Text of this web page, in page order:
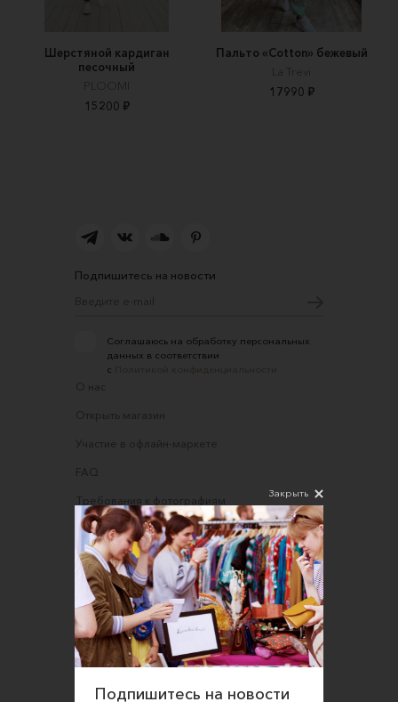
Шерстяной кардиган
песочный
PLOOMI
15200 ₽
Пальто «Cotton» бежевый
La Trevi
17990 ₽
Подпишитесь на новости
Соглашаюсь на обработку персональных
данных в соответствии
с
О нас
Открыть магазин
Участие в офлайн-маркете
FAQ
Требования к фотографиям
Обратная связь
Соглашение об оказании услуг
Правила сайта
Оферта для продавцов
Оферта для покупателей
Политика конфиденциальности
Закрыть
Подпишитесь на новости